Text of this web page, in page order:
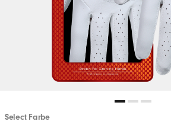
Select Farbe